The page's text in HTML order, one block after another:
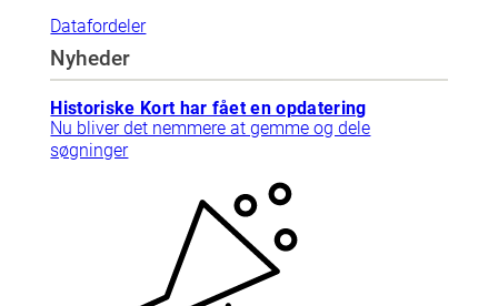
Datafordeler
Nyheder
Historiske Kort har fået en opdatering
Nu bliver det nemmere at gemme og dele
søgninger